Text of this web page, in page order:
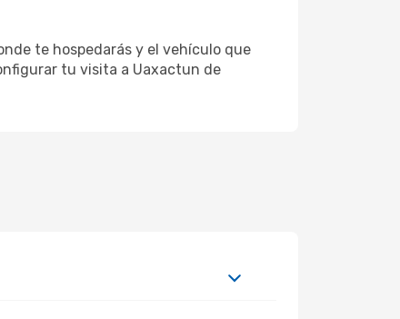
te hospedarás y el vehículo que
tu visita a Uaxactun de